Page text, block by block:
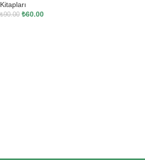
Kitapları
₺90.00 ₺60.00